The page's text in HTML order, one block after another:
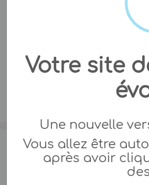
Votre site
Une nouvelle
Vous allez être
après avoir